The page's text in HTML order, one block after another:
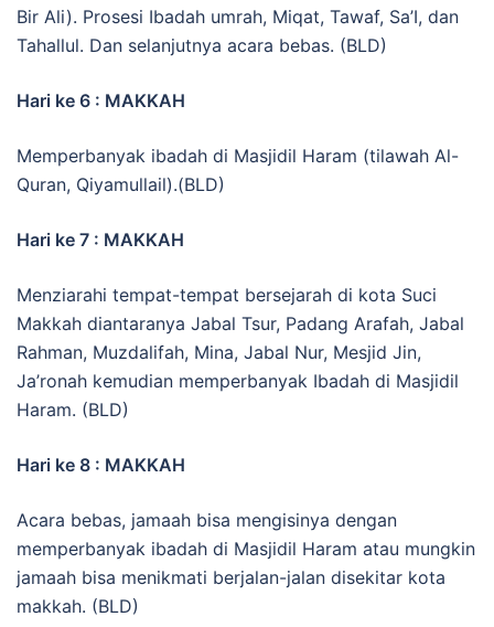
Bir Ali). Prosesi Ibadah umrah, Miqat, Tawaf, Sa’I, dan
Tahallul. Dan selanjutnya acara bebas. (BLD)
Hari ke 6 : MAKKAH
Memperbanyak ibadah di Masjidil Haram (tilawah Al-
Quran, Qiyamullail).(BLD)
Hari ke 7 : MAKKAH
Menziarahi tempat-tempat bersejarah di kota Suci
Makkah diantaranya Jabal Tsur, Padang Arafah, Jabal
Rahman, Muzdalifah, Mina, Jabal Nur, Mesjid Jin,
Ja’ronah kemudian memperbanyak Ibadah di Masjidil
Haram. (BLD)
Hari ke 8 : MAKKAH
Acara bebas, jamaah bisa mengisinya dengan
memperbanyak ibadah di Masjidil Haram atau mungkin
jamaah bisa menikmati berjalan-jalan disekitar kota
makkah. (BLD)